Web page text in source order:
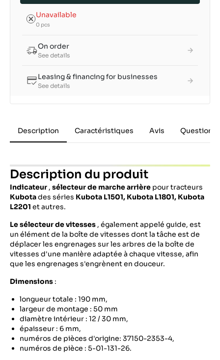
Unavailable
0 pcs
On order
See details
Leasing & financing for businesses
See details
Description Caractéristiques Avis Questions
Description du produit
Indicateur , sélecteur de marche arrière pour tracteurs
Kubotades séries Kubota L1501, Kubota L1801, Kubota
L2201 et autres.
Le sélecteur de vitesses , également appelé guide, est
un élément de la boîte de vitesses dont la tâche est de
déplacer les engrenages sur les arbres de la boîte de
vitesses d'une manière adaptée à chaque vitesse, afin
que les engrenages s'engrènent en douceur.
Dimensions :
longueur totale : 190 mm,
largeur de montage : 50 mm
diamètre intérieur : 12 / 30 mm,
épaisseur : 6 mm,
numéros de pièces d'origine: 37150-2353-4,
numéros de pièce : 5-01-131-26.